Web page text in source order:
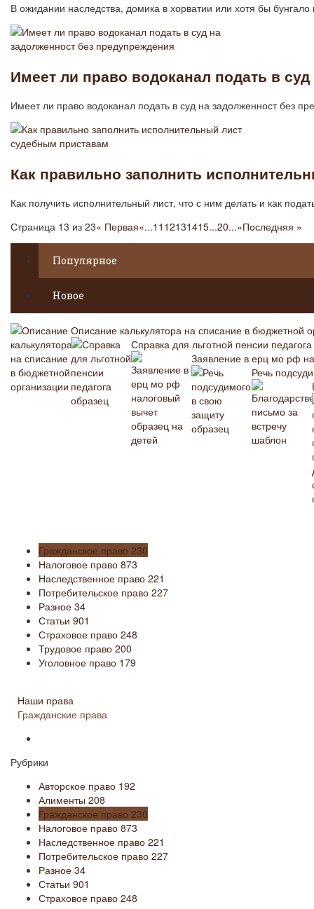
В ожидании наследства, домика в хорватии или хотя бы
Имеет ли право водоканал подать в
Имеет ли право водоканал подать в суд на задолженност без
Как правильно заполнить
Как получить исполнительный лист, что с ним делать и как
Страница 13 из 23« Первая«...11 12131415...20...»Последняя »
Популярное
Новое
Описание калькулятора на списание в бюджетной
Справка для льготной пенсии
Заявление в ерц мо рф
Речь
Гражданское право 230
Налоговое право 873
Наследственное право 221
Потребительское право 227
Разное 34
Статьи 901
Страховое право 248
Трудовое право 200
Уголовное право 179
Наши права
Гражданские права
Рубрики
Авторское право 192
Алименты 208
Гражданское право 230
Налоговое право 873
Наследственное право 221
Потребительское право 227
Разное 34
Статьи 901
Страховое право 248